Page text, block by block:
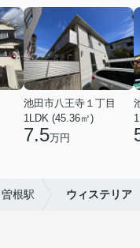
池田市八王寺１丁目
1LDK (45.36㎡)
7.5万円
曽根駅 ウィステリア